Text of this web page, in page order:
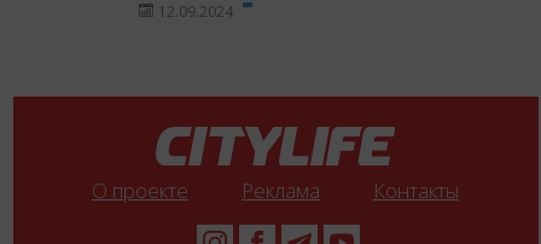
12.09.2024
О проекте Реклама Контакты